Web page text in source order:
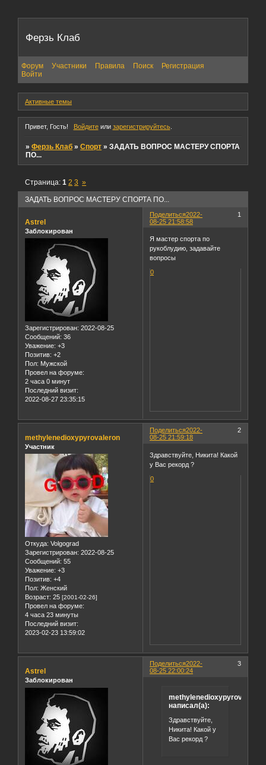
Ферзь Клаб
Форум Участники Правила Поиск
Регистрация
Войти
Активные темы
Привет, Гость! Войдитеили зарегистрируйтесь.
»Ферзь Клаб »Спорт »ЗАДАТЬ ВОПРОС МАСТЕРУ СПОРТА
ПО...
ЗАДАТЬ ВОПРОС МАСТЕРУ СПОРТА ПО...
Страница:1 2 3 »
Поделиться 1
2022-
08-25 21:58:58
Astrel
Заблокирован
Зарегистрирован: 2022-08-25
Сообщений: 36
Уважение: +3
Позитив: +2
Пол: Мужской
Провел на форуме:
2 часа 0 минут
Последний визит:
2022-08-27 23:35:15
Я мастер спорта по
рукоблудию, задавайте
вопросы
0
Поделиться 2
2022-
08-25 21:59:18
methylenedioxypyrovaleron
Участник
Откуда: Volgograd
Зарегистрирован: 2022-08-25
Сообщений: 55
Уважение: +3
Позитив: +4
Пол: Женский
Возраст: 25 [2001-02-26]
Провел на форуме:
4 часа 23 минуты
Последний визит:
2023-02-23 13:59:02
Здравствуйте, Никита! Какой
у Вас рекорд ?
0
Поделиться 3
2022-
08-25 22:00:24
Astrel
Заблокирован
methylenedioxypyrovaleron
написал(а):
Здравствуйте,
Никита! Какой у
Вас рекорд ?